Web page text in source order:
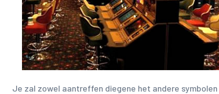
Je zal zowel aantreffen diegene het andere symbolen